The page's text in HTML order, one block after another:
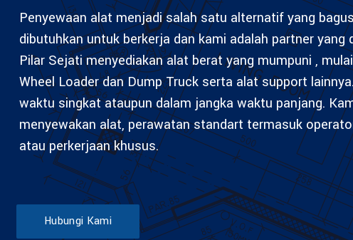
Penyewaan alat menjadi salah satu alternatif yang
dibutuhkan untuk berkerja dan kami adalah partner
Pilar Sejati menyediakan alat berat yang mumpuni ,
Wheel Loader dan Dump Truck serta alat support
waktu singkat ataupun dalam jangka waktu panjang.
menyewakan alat, perawatan standart termasuk
atau perkerjaan khusus.
Hubungi Kami